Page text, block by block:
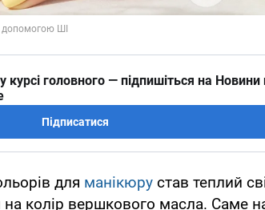
курсі головного — підпишіться на Новини
Підписатися
для манікюру став теплий
на колір вершкового масла. Саме